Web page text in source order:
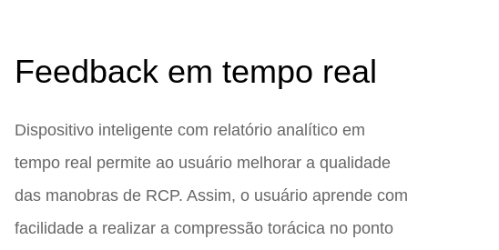
Feedback em tempo real
Dispositivo inteligente com relatório analítico em
tempo real permite ao usuário melhorar a qualidade
das manobras de RCP. Assim, o usuário aprende com
facilidade a realizar a compressão torácica no ponto